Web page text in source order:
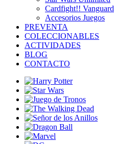
Cardfight!! Vanguard
Accesorios Juegos
PREVENTA
COLECCIONABLES
ACTIVIDADES
BLOG
CONTACTO